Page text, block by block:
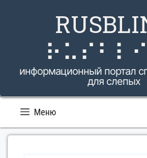
информационный портал
для слепых
Меню